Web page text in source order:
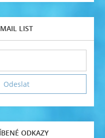
MAIL LIST
ODKAZY